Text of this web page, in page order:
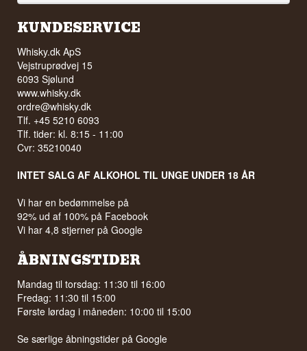
KUNDESERVICE
Whisky.dk ApS
Vejstruprødvej 15
6093 Sjølund
www.whisky.dk
ordre@whisky.dk
Tlf. +45 5210 6093
Tlf. tider: kl. 8:15 - 11:00
Cvr: 35210040
INTET SALG AF ALKOHOL TIL UNGE UNDER 18 ÅR
Vi har en bedømmelse på
92% ud af 100% på Facebook
Vi har 4,8 stjerner på Google
ÅBNINGSTIDER
Mandag til torsdag: 11:30 til 16:00
Fredag: 11:30 til 15:00
Første lørdag i måneden: 10:00 til 15:00
Se særlige åbningstider påGoogle